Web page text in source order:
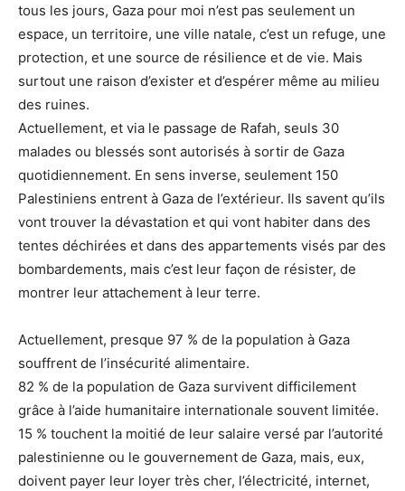
tous les jours, Gaza pour moi n’est pas seulement un
espace, un territoire, une ville natale, c’est un refuge, une
protection, et une source de résilience et de vie. Mais
surtout une raison d’exister et d’espérer même au milieu
des ruines.
Actuellement, et via le passage de Rafah, seuls 30
malades ou blessés sont autorisés à sortir de Gaza
quotidiennement. En sens inverse, seulement 150
Palestiniens entrent à Gaza de l’extérieur. Ils savent qu’ils
vont trouver la dévastation et qui vont habiter dans des
tentes déchirées et dans des appartements visés par des
bombardements, mais c’est leur façon de résister, de
montrer leur attachement à leur terre.
Actuellement, presque 97 % de la population à Gaza
souffrent de l’insécurité alimentaire.
82 % de la population de Gaza survivent difficilement
grâce à l’aide humanitaire internationale souvent limitée.
15 % touchent la moitié de leur salaire versé par l’autorité
palestinienne ou le gouvernement de Gaza, mais, eux,
doivent payer leur loyer très cher, l’électricité, internet,